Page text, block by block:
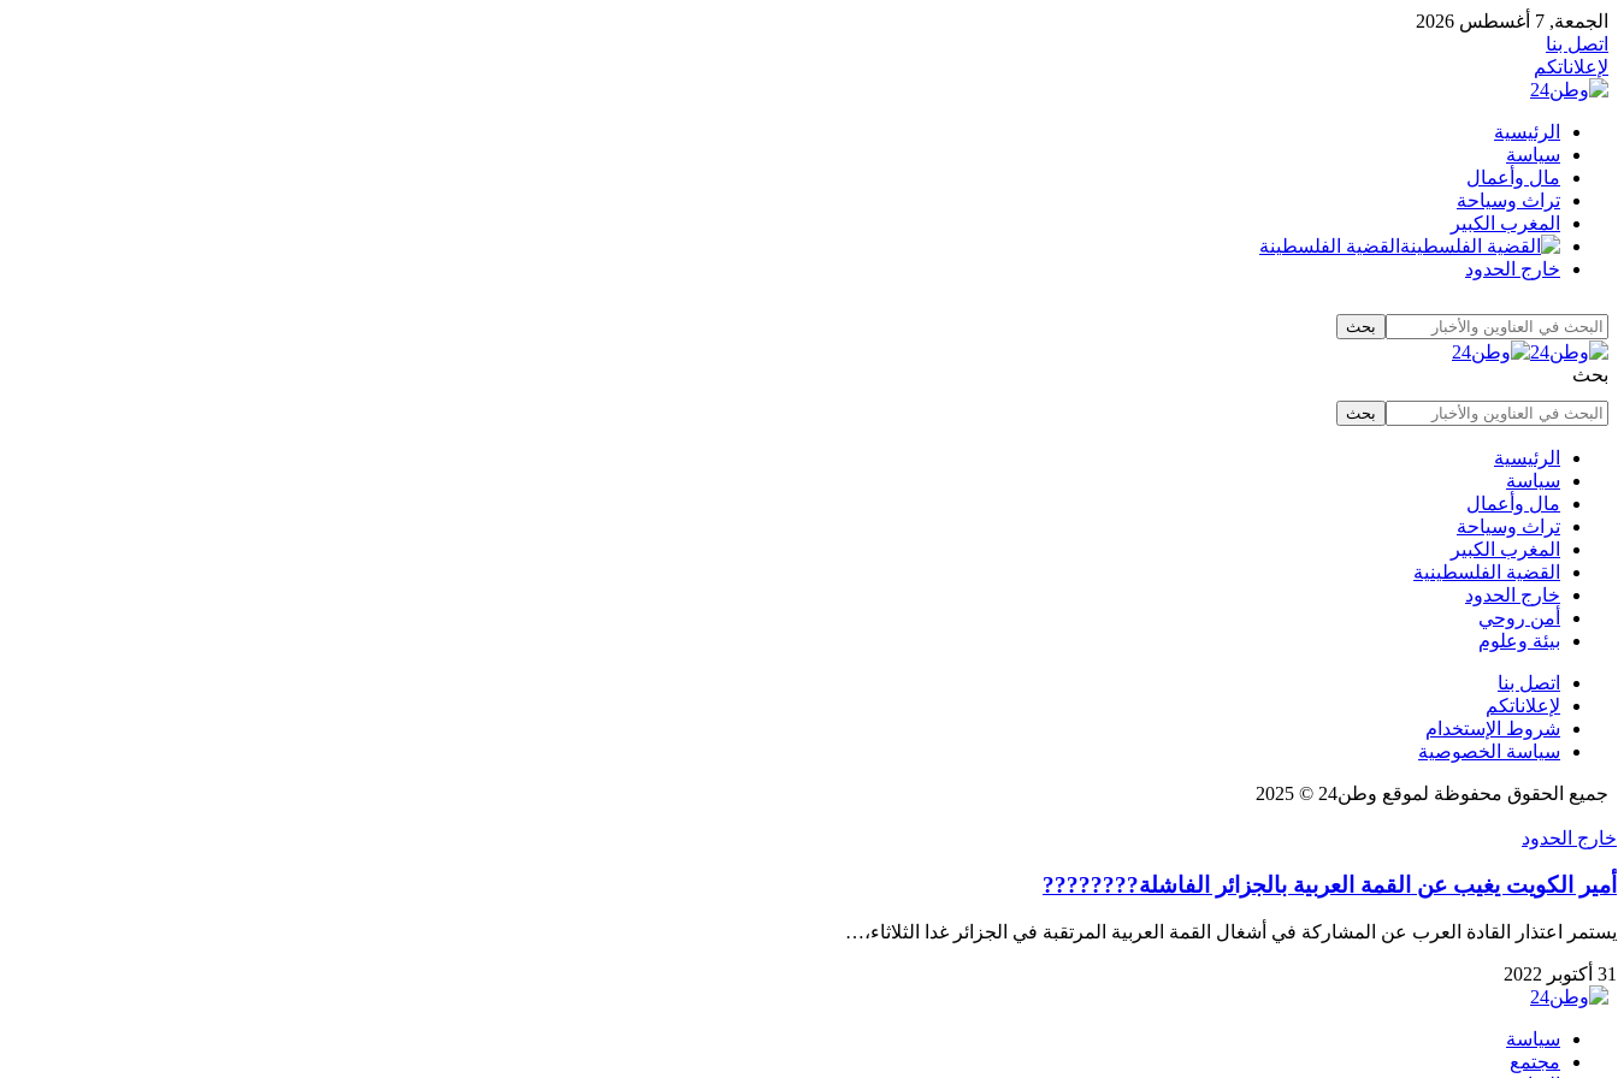
الجمعة, 7 أغسطس 2026
اتصل بنا
لإعلاناتكم
الرئيسية
سياسة
مال وأعمال
تراث وسياحة
المغرب الكبير
القضية الفلسطينة
خارج الحدود
بحث
الرئيسية
سياسة
مال وأعمال
تراث وسياحة
المغرب الكبير
القضية الفلسطينية
خارج الحدود
أمن روحي
بيئة وعلوم
اتصل بنا
لإعلاناتكم
شروط الإستخدام
سياسة الخصوصية
جميع الحقوق محفوظة لموقع وطن24 © 2025
خارج الحدود
أمير الكويت يغيب عن القمة العربية بالجزائر الفاشلة????????
يستمر اعتذار القادة العرب عن المشاركة في أشغال القمة العربية المرتقبة في الجزائر غدا الثلاثاء،…
31 أكتوبر 2022
سياسة
مجتمع